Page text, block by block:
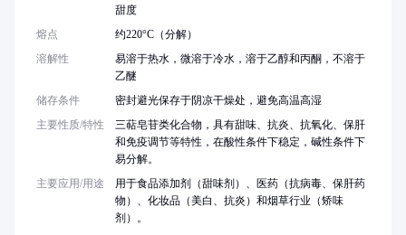
甜度
熔点
约220°C（分解）
溶解性
易溶于热水，微溶于冷水，溶于乙醇和丙酮，不溶于
乙醚
储存条件
密封避光保存于阴凉干燥处，避免高温高湿
主要性质/特性
三萜皂苷类化合物，具有甜味、抗炎、抗氧化、保肝
和免疫调节等特性，在酸性条件下稳定，碱性条件下
易分解。
主要应用/用途
用于食品添加剂（甜味剂）、医药（抗病毒、保肝药
物）、化妆品（美白、抗炎）和烟草行业（矫味
剂）。